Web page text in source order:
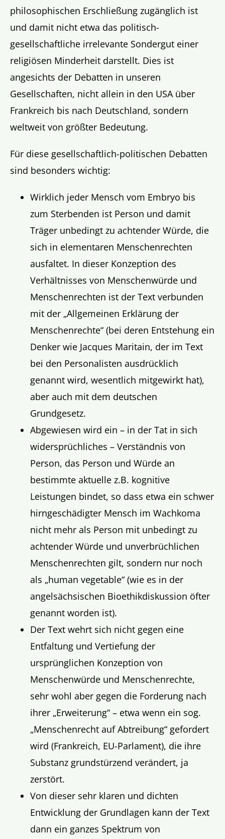
philosophischen Erschließung zugänglich ist
und damit nicht etwa das politisch-
gesellschaftliche irrelevante Sondergut einer
religiösen Minderheit darstellt. Dies ist
angesichts der Debatten in unseren
Gesellschaften, nicht allein in den USA über
Frankreich bis nach Deutschland, sondern
weltweit von größter Bedeutung.
Für diese gesellschaftlich-politischen Debatten
sind besonders wichtig:
Wirklich jeder Mensch vom Embryo bis
zum Sterbenden ist Person und damit
Träger unbedingt zu achtender Würde, die
sich in elementaren Menschenrechten
ausfaltet. In dieser Konzeption des
Verhältnisses von Menschenwürde und
Menschenrechten ist der Text verbunden
mit der „Allgemeinen Erklärung der
Menschenrechte“ (bei deren Entstehung ein
Denker wie Jacques Maritain, der im Text
bei den Personalisten ausdrücklich
genannt wird, wesentlich mitgewirkt hat),
aber auch mit dem deutschen
Grundgesetz.
Abgewiesen wird ein – in der Tat in sich
widersprüchliches – Verständnis von
Person, das Person und Würde an
bestimmte aktuelle z.B. kognitive
Leistungen bindet, so dass etwa ein schwer
hirngeschädigter Mensch im Wachkoma
nicht mehr als Person mit unbedingt zu
achtender Würde und unverbrüchlichen
Menschenrechten gilt, sondern nur noch
als „human vegetable“ (wie es in der
angelsächsischen Bioethikdiskussion öfter
genannt worden ist).
Der Text wehrt sich nicht gegen eine
Entfaltung und Vertiefung der
ursprünglichen Konzeption von
Menschenwürde und Menschenrechte,
sehr wohl aber gegen die Forderung nach
ihrer „Erweiterung“ – etwa wenn ein sog.
„Menschenrecht auf Abtreibung“ gefordert
wird (Frankreich, EU-Parlament), die ihre
Substanz grundstürzend verändert, ja
zerstört.
Von dieser sehr klaren und dichten
Entwicklung der Grundlagen kann der Text
dann ein ganzes Spektrum von